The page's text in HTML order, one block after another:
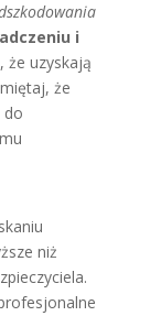
i
że uzyskają
że
niż